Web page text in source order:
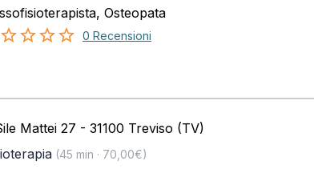
Osteopata
0 Recensioni
Mattei 27 - 31100 Treviso (TV)
(45 min · 70,00€)